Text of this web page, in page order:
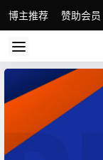
博主推荐 赞助会员